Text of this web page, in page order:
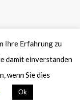
Ihre Erfahrung zu
damit einverstanden
wenn Sie dies
Ok